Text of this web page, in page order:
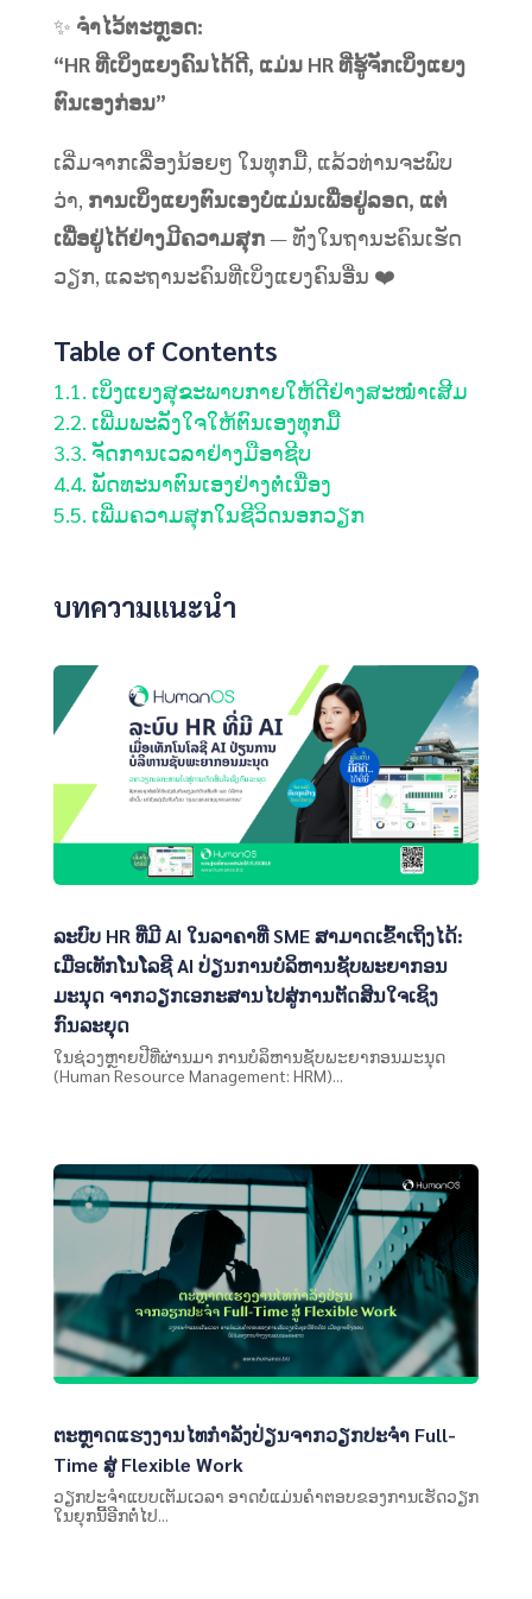
✨ ຈຳໄວ້ຕະຫຼອດ:
“HR ທີ່ເບິ່ງແຍງຄົນໄດ້ດີ, ແມ່ນ HR ທີ່ຮູ້ຈັກເບິ່ງແຍງ
ຕົນເອງກ່ອນ”
ເລີ່ມຈາກເລື່ອງນ້ອຍໆ ໃນທຸກມື້, ແລ້ວທ່ານຈະພົບ
ວ່າ, ການເບິ່ງແຍງຕົນເອງບໍ່ແມ່ນເພື່ອຢູ່ລອດ, ແຕ່
ເພື່ອຢູ່ໄດ້ຢ່າງມີຄວາມສຸກ— ທັງໃນຖານະຄົນເຮັດ
ວຽກ, ແລະຖານະຄົນທີ່ເບິ່ງແຍງຄົນອື່ນ ❤️
Table of Contents
1.1. ເບິ່ງແຍງສຸຂະພາບກາຍໃຫ້ດີຢ່າງສະໝ່ຳເສີມ
2.2. ເພີ່ມພະລັງໃຈໃຫ້ຕົນເອງທຸກມື້
3.3. ຈັດການເວລາຢ່າງມືອາຊີບ
4.4. ພັດທະນາຕົນເອງຢ່າງຕໍ່ເນື່ອງ
5.5. ເພີ່ມຄວາມສຸກໃນຊີວິດນອກວຽກ
บทความแนะนำ
ລະບົບ HR ທີ່ມີ AI ໃນລາຄາທີ່ SME ສາມາດເຂົ້າເຖິງໄດ້:
ເມື່ອເທັກໂນໂລຊີ AI ປ່ຽນການບໍລິຫານຊັບພະຍາກອນ
ມະນຸດ ຈາກວຽກເອກະສານໄປສູ່ການຕັດສິນໃຈເຊິງ
ກົນລະຍຸດ
ໃນຊ່ວງຫຼາຍປີທີ່ຜ່ານມາ ການບໍລິຫານຊັບພະຍາກອນມະນຸດ
(Human Resource Management: HRM)...
ຕະຫຼາດແຮງງານໄທກຳລັງປ່ຽນຈາກວຽກປະຈຳ Full-
Time ສູ່ Flexible Work
ວຽກປະຈຳແບບເຕັມເວລາ ອາດບໍ່ແມ່ນຄຳຕອບຂອງການເຮັດວຽກ
ໃນຍຸກນີ້ອີກຕໍ່ໄປ...